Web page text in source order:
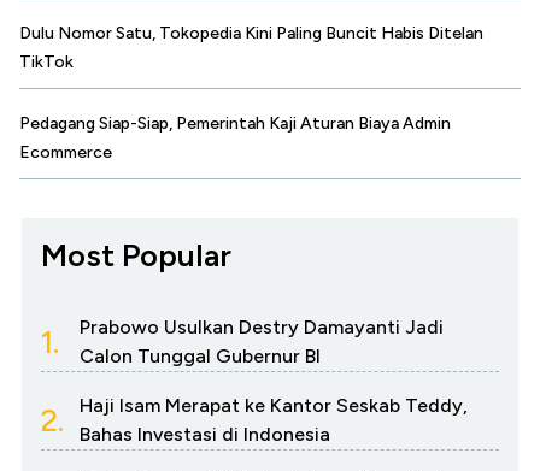
Dulu Nomor Satu, Tokopedia Kini Paling Buncit Habis Ditelan
TikTok
Pedagang Siap-Siap, Pemerintah Kaji Aturan Biaya Admin
Ecommerce
Most Popular
1.
Prabowo Usulkan Destry Damayanti Jadi
Calon Tunggal Gubernur BI
2.
Haji Isam Merapat ke Kantor Seskab Teddy,
Bahas Investasi di Indonesia